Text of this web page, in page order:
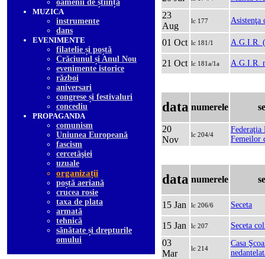
oamenii de știință
MUZICA
instrumente
dans
EVENIMENTE
filatelie și poștă
Crăciunul și Anul Nou
evenimente istorice
război
aniversari
congrese și festivaluri
concediu
PROPAGANDA
comunism
Uniunea Europeană
fascism
cercetăşiei
uzuale
organizații
poștă aeriană
crucea rosie
taxa de plata
armată
tehnică
sănătate și drepturile
omului
23
Aug
lc 177 Asistenţa
01 Oct lc 181/1 A.G.I.R.
21 Oct lc 181a/1a A.G.I.R.
data numerele
20
Nov
lc 204/4
Federaţia
Femeilor
data numerele
15 Jan lc 206/6 Seceta
15 Jan lc 207 Seceta
03
Mar
lc 214
Casa